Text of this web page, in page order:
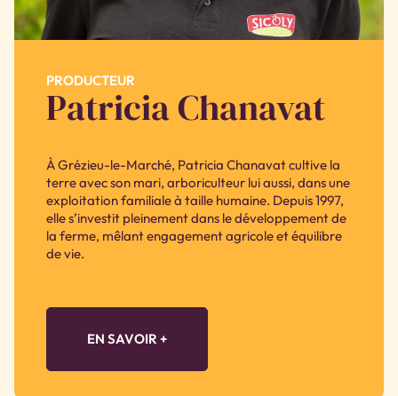
PRODUCTEUR
Patricia Chanavat
À Grézieu-le-Marché, Patricia Chanavat cultive la
terre avec son mari, arboriculteur lui aussi, dans une
exploitation familiale à taille humaine. Depuis 1997,
elle s’investit pleinement dans le développement de
la ferme, mêlant engagement agricole et équilibre
de vie.
EN SAVOIR +